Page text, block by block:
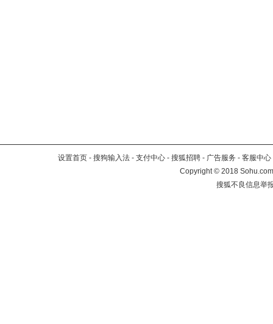
设置首页 - 搜狗输入法 - 支付中心 - 搜狐招聘 - 广告服务 - 客服中心
Copyright©2018
搜狐不良信息举